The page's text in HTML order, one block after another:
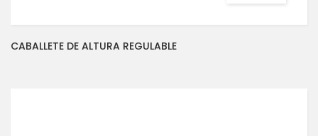
CABALLETE DE ALTURA REGULABLE